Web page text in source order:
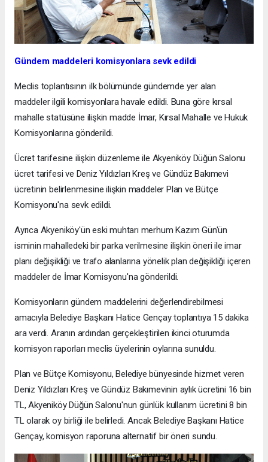
Gündem maddeleri komisyonlara sevk edildi
Meclis toplantısının ilk bölümünde gündemde yer alan
maddeler ilgili komisyonlara havale edildi. Buna göre kırsal
mahalle statüsüne ilişkin madde İmar, Kırsal Mahalle ve Hukuk
Komisyonlarına gönderildi.
Ücret tarifesine ilişkin düzenleme ile Akyeniköy Düğün Salonu
ücret tarifesi ve Deniz Yıldızları Kreş ve Gündüz Bakımevi
ücretinin belirlenmesine ilişkin maddeler Plan ve Bütçe
Komisyonu'na sevk edildi.
Ayrıca Akyeniköy'ün eski muhtarı merhum Kazım Gün'ün
isminin mahalledeki bir parka verilmesine ilişkin öneri ile imar
planı değişikliği ve trafo alanlarına yönelik plan değişikliği içeren
maddeler de İmar Komisyonu'na gönderildi.
Komisyonların gündem maddelerini değerlendirebilmesi
amacıyla Belediye Başkanı Hatice Gençay toplantıya 15 dakika
ara verdi. Aranın ardından gerçekleştirilen ikinci oturumda
komisyon raporları meclis üyelerinin oylarına sunuldu.
Plan ve Bütçe Komisyonu, Belediye bünyesinde hizmet veren
Deniz Yıldızları Kreş ve Gündüz Bakımevinin aylık ücretini 16 bin
TL, Akyeniköy Düğün Salonu'nun günlük kullanım ücretini 8 bin
TL olarak oy birliği ile belirledi. Ancak Belediye Başkanı Hatice
Gençay, komisyon raporuna alternatif bir öneri sundu.